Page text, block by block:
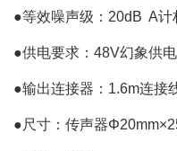
●等效噪声级：20dB A计
●供电要求：48V幻象供电
●输出连接器：1.6m连接
●尺寸：传声器